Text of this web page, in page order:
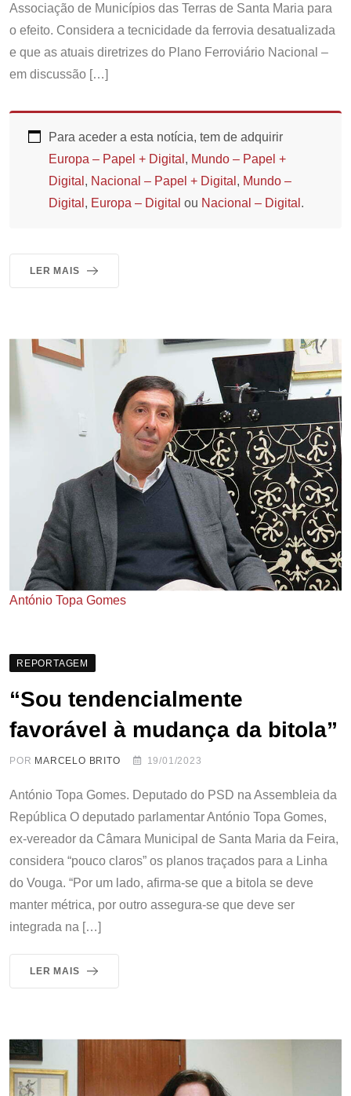
Associação de Municípios das Terras de Santa Maria para
o efeito. Considera a tecnicidade da ferrovia desatualizada
e que as atuais diretrizes do Plano Ferroviário Nacional –
em discussão […]
Para aceder a esta notícia, tem de adquirir
Europa – Papel + Digital , Mundo – Papel +
Digital , Nacional – Papel + Digital , Mundo –
Digital , Europa – Digital ou Nacional – Digital .
LER MAIS
António Topa Gomes
REPORTAGEM
“Sou tendencialmente
favorável à mudança da bitola”
POR MARCELO BRITO 19/01/2023
António Topa Gomes. Deputado do PSD na Assembleia da
República O deputado parlamentar António Topa Gomes,
ex-vereador da Câmara Municipal de Santa Maria da Feira,
considera “pouco claros” os planos traçados para a Linha
do Vouga. “Por um lado, afirma-se que a bitola se deve
manter métrica, por outro assegura-se que deve ser
integrada na […]
LER MAIS